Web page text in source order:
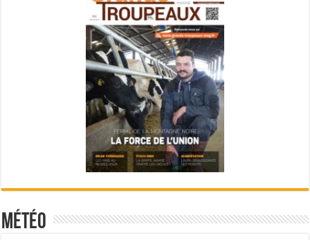
Météo